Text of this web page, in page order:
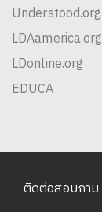
Understood.org
LDAamerica.org
LDonline.org
EDUCA
ติดต่อสอบถาม